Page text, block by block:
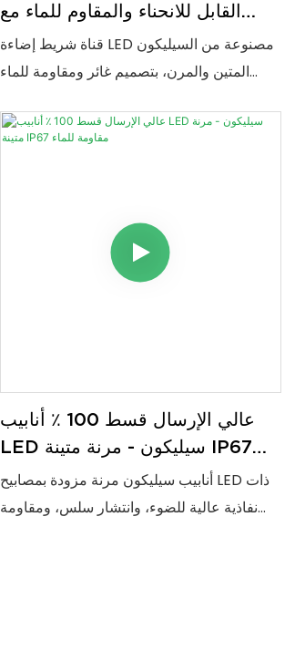
القابل للانحناء والمقاوم للماء مع
شريط مرن من النيون
قناة شريط إضاءة LED مصنوعة من السيليكون
المتين والمرن، بتصميم غائر ومقاومة للماء
مرنة سلسة للاستخدامات المعمارية.
عالي الإرسال قسط 100 ٪ أنابيب
LED سيليكون - مرنة متينة IP67
مقاومة للماء
أنابيب سيليكون مرنة مزودة بمصابيح LED ذات
نفاذية عالية للضوء، وانتشار سلس، ومقاومة